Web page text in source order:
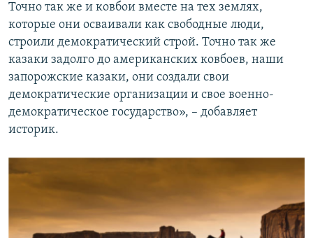
Точно так же и ковбои вместе на тех землях,
которые они осваивали как свободные люди,
строили демократический строй. Точно так же
казаки задолго до американских ковбоев, наши
запорожские казаки, они создали свои
демократические организации и свое военно-
демократическое государство», – добавляет
историк.